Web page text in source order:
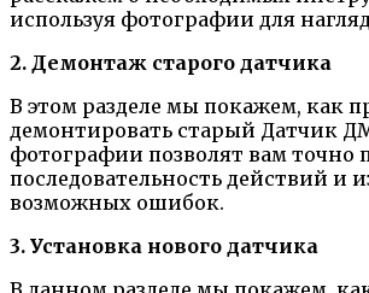
используя фотографии для
2. Демонтаж старого датчика
В этом разделе мы покажем, как
демонтировать старый Датчик
фотографии позволят вам точно
последовательность действий и
возможных ошибок.
3. Установка нового датчика